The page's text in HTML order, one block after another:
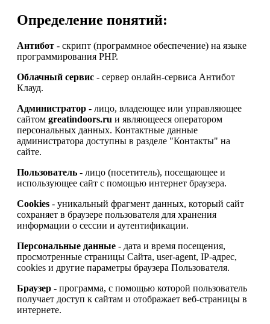
Определение понятий:
Антибот - скрипт (программное обеспечение) на языке
программирования PHP.
Облачный сервис - сервер онлайн-сервиса Антибот
Клауд.
Администратор - лицо, владеющее или управляющее
сайтом greatindoors.ru и являющееся оператором
персональных данных. Контактные данные
администратора доступны в разделе "Контакты" на
сайте.
Пользователь - лицо (посетитель), посещающее и
использующее сайт с помощью интернет браузера.
Cookies - уникальный фрагмент данных, который сайт
сохраняет в браузере пользователя для хранения
информации о сессии и аутентификации.
Персональные данные - дата и время посещения,
просмотренные страницы Сайта, user-agent, IP-адрес,
cookies и другие параметры браузера Пользователя.
Браузер - программа, с помощью которой пользователь
получает доступ к сайтам и отображает веб-страницы в
интернете.